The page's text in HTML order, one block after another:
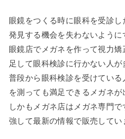
眼鏡をつくる時に眼科を受診
発見する機会を失わないように
眼鏡店でメガネを作って視力
足して眼科検診に行かない人が
普段から眼科検診を受けてい
を測っても満足できるメガネが
しかもメガネ店はメガネ専門
強して最新の情報で販売してい